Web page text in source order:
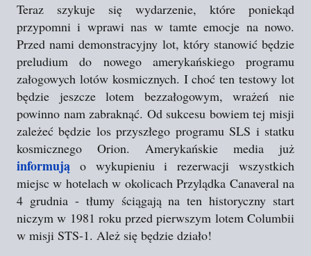
Teraz szykuje się wydarzenie, które poniekąd
przypomni i wprawi nas w tamte emocje na nowo.
Przed nami demonstracyjny lot, który stanowić będzie
preludium do nowego amerykańskiego programu
załogowych lotów kosmicznych. I choć ten testowy lot
będzie jeszcze lotem bezzałogowym, wrażeń nie
powinno nam zabraknąć. Od sukcesu bowiem tej misji
zależeć będzie los przyszłego programu SLS i statku
kosmicznego Orion. Amerykańskie media już
informują o wykupieniu i rezerwacji wszystkich
miejsc w hotelach w okolicach Przylądka Canaveral na
4 grudnia - tłumy ściągają na ten historyczny start
niczym w 1981 roku przed pierwszym lotem Columbii
w misji STS-1. Ależ się będzie działo!